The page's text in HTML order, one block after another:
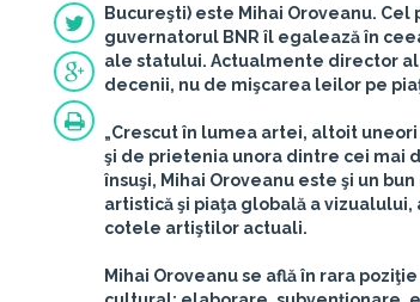
Bucureşti) este Mihai Oroveanu. Cel
guvernatorul BNR îl egalează în
ale statului. Actualmente director
decenii, nu de mişcarea leilor pe
„Crescut în lumea artei, altoit
şi de prietenia unora dintre cei mai
însuşi, Mihai Oroveanu este şi un
artistică şi piaţa globală a
cotele artiştilor actuali.
Mihai Oroveanu se află în rara